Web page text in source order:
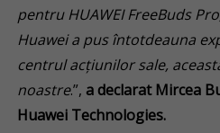
pentru HUAWEI FreeBuds
Huawei a pus întotdeauna
centrul acțiunilor sale,
noastre.”, a declarat Mircea
Huawei Technologies.